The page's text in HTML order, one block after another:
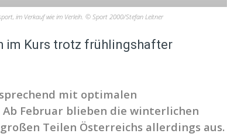
im Verkauf wie im Verleih. © Sport 2000/Stefan Leitner
im Kurs trotz frühlingshafter
mit optimalen
Ab Februar blieben die winterlichen
Teilen Österreichs allerdings aus.